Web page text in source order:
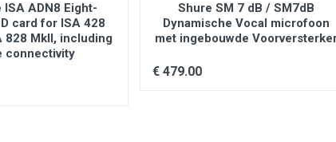
outer brass washers, and the brass sleeves.
not to lose the washers still on the microphone.
the bolts over the brass and plastic washers still on the
and the Shure logo on the back of the microphone is right-
properly within the inner washers.
ISA ADN8 Eight-
card for ISA 428
828 MkII, including
connectivity
Shure SM 7 dB / SM7dB
Dynamische Vocal microfoon
met ingebouwde
€ 479.00